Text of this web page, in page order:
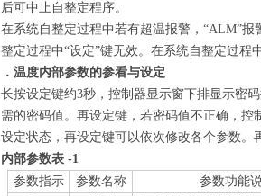
后可中止自整定程序。
在系统自整定过程中若有超温报警，“ALM”
整定过程中“设定”键无效。在系统自整定过程
．温度内部参数的参看与设定
长按设定键约3秒，控制器显示窗下排显示密
需的密码值。再设定键，若密码值不正确，
设定状态，再设定键可以依次修改各个参数。
内部参数表 -1
参数指示
参数名称 参数功能